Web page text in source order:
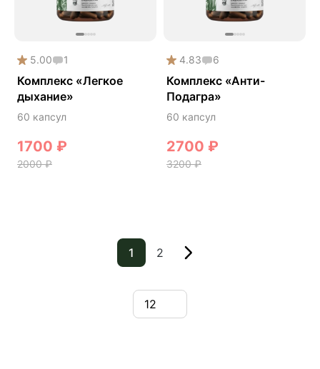
5.00 1
Комплекс «Легкое
дыхание»
60 капсул
1700 ₽
2000₽
4.83 6
Комплекс «Анти-
Подагра»
60 капсул
2700 ₽
3200₽
1 2